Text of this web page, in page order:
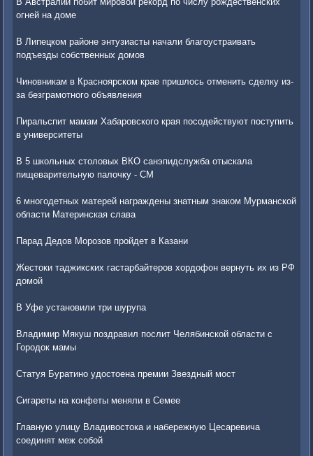
огней на доме
В Липецком районе энтузиасты начали благоустраивать
подъезды собственных домов
Чиновникам в Красноярском крае пришлось отменить сделку из-
за безграмотного объявления
Пиральспит мамам Хабаровского края посодействуют поступить
в университеты
В 5 школьных столовых ВКО санэпидслужба отыскала
пищеварительную палочку - СМ
6 многодетных матерей награждены знатным знаком Мурманской
области Материнская слава
Парад Дедов Морозов пройдет в Казани
Жестоки таджикских гастарбайтеров хордофон вернуть их из РФ
домой
В Уфе установили три шурупа
Владимир Мякуш поздравил послит Челябинской области с
Городок мамы
Статуя Буратино удостоена премии Звездный мост
Сигареты на конфеты меняли в Семее
Главную улицу Владивостока и набережную Цесаревича
соединят меж собой